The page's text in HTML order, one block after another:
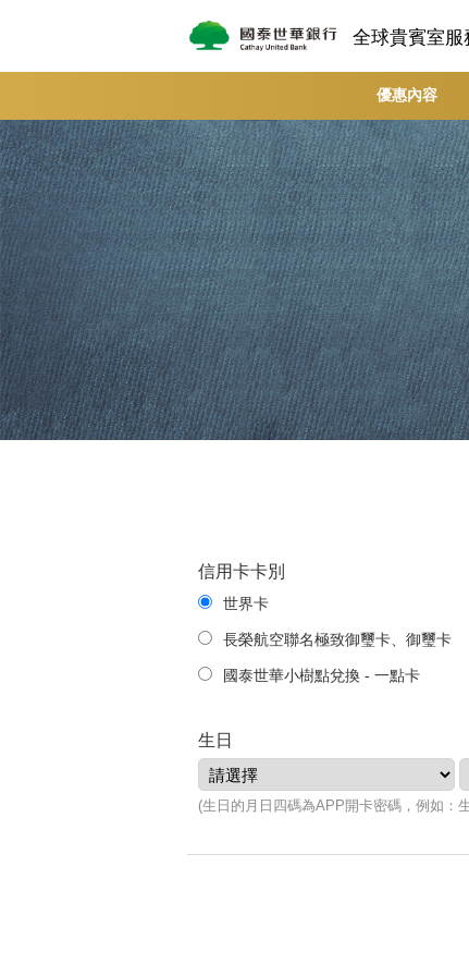
全球貴賓室
優惠內容
信用卡卡別
世界卡
長榮航空聯名極致御璽卡、御璽卡
國泰世華小樹點兌換 - 一點卡
生日
(生日的月日四碼為APP開卡密碼，例如：